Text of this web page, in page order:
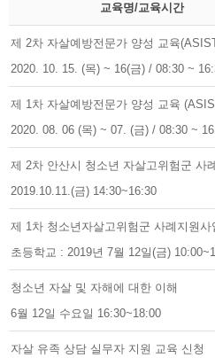
교육명/교육시간
제 2차 자살예방전문가 양성 교육
2020. 10. 15. (목) ~ 16(금) / 08:30 ~ 16:30(총 14시간, 2일
제 1차 자살예방전문가 양성 교육
2020. 08. 06 (목) ~ 07. (금) / 08:30 ~ 16:30(총 14시간, 2
제 2차 안산시 청소년 자살고위험군 사
2019.10.11.(금) 14:30~16:30
제 1차 청소년자살고위험군 사례지원사
초등학교 : 2019년 7월 12일(금) 10:00~12:00 / 중·고등학교
청소년 자살 및 자해에 대한 이해
6월 12일 수요일 16:30~18:00
자살 유족 상담 실무자 지원 교육 신청